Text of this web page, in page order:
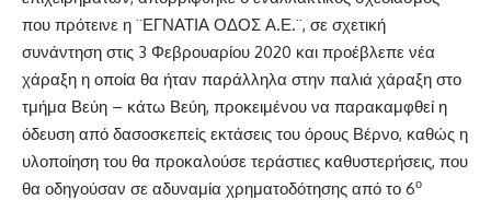
που πρότεινε η ¨ΕΓΝΑΤΙΑ ΟΔΟΣ Α.Ε.¨, σε σχετική
συνάντηση στις 3 Φεβρουαρίου 2020 και προέβλεπε νέα
χάραξη η οποία θα ήταν παράλληλα στην παλιά χάραξη στο
τμήμα Βεύη – κάτω Βεύη, προκειμένου να παρακαμφθεί η
όδευση από δασοσκεπείς εκτάσεις του όρους Βέρνο, καθώς η
υλοποίηση του θα προκαλούσε τεράστιες καθυστερήσεις, που
θα οδηγούσαν σε αδυναμία χρηματοδότησης από το 6ο